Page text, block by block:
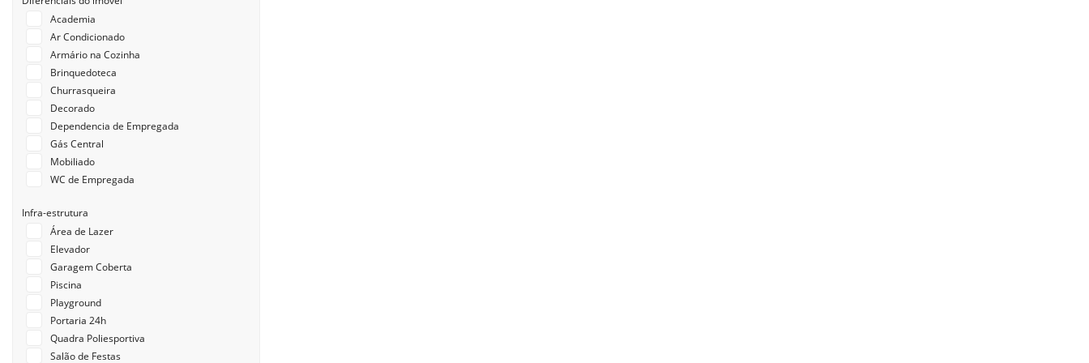
Academia
Ar Condicionado
Armário na Cozinha
Brinquedoteca
Churrasqueira
Decorado
Dependencia de Empregada
Gás Central
Mobiliado
WC de Empregada
Infra-estrutura
Área de Lazer
Elevador
Garagem Coberta
Piscina
Playground
Portaria 24h
Quadra Poliesportiva
Salão de Festas